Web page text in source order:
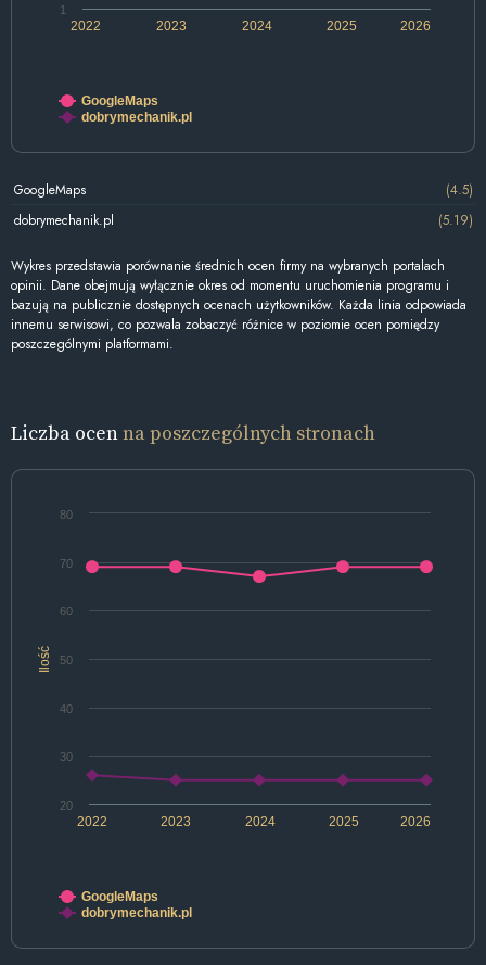
2022 2024 2026
2023 2025
1
GoogleMaps
dobrymechanik.pl
GoogleMaps
(4.5)
dobrymechanik.pl
(5.19)
Wykres przedstawia porównanie średnich ocen firmy na wybranych portalach
opinii. Dane obejmują wyłącznie okres od momentu uruchomienia programu i
bazują na publicznie dostępnych ocenach użytkowników. Każda linia odpowiada
innemu serwisowi, co pozwala zobaczyć różnice w poziomie ocen pomiędzy
poszczególnymi platformami.
Liczba ocenna poszczególnych stronach
Ilość
2022 2024 2026
2023 2025
20
30
40
50
60
70
80
GoogleMaps
dobrymechanik.pl